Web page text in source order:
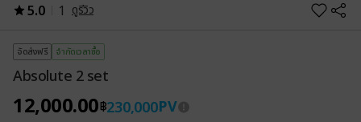
5.0 1 ดูรีวิว
จัดส่งฟรี จำกัดเวลาซื้อ
Absolute 2 set
12,000.00฿230,000PV